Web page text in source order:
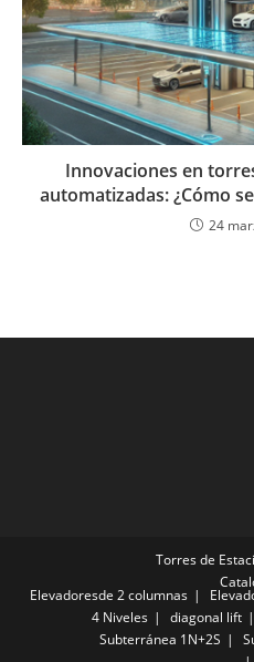
Innovaciones en
automatizadas: ¿Cómo
24
Torres de
Elevadoresde 2 columnas
4 Niveles
diagonal lift
Subterránea 1N+2S